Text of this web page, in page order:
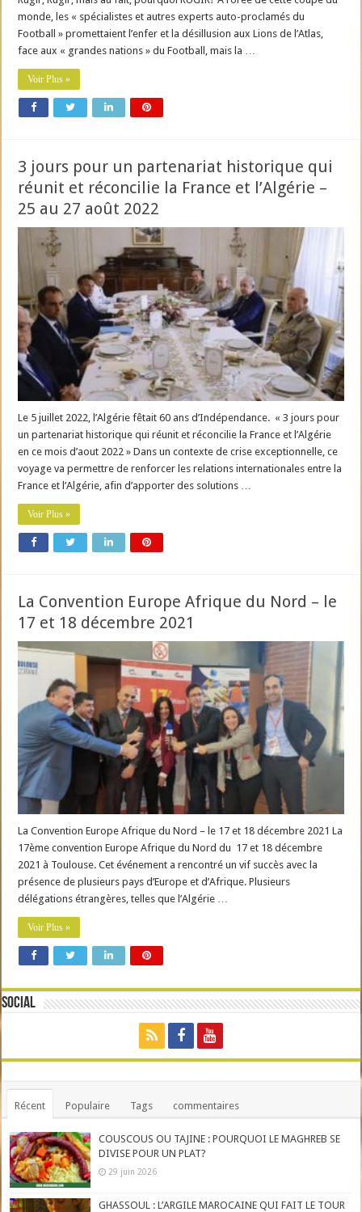
monde, les « spécialistes et autres experts auto-proclamés du
Football » promettaient l’enfer et la désillusion aux Lions de l’Atlas,
face aux « grandes nations » du Football, mais la …
Voir Plus »
3 jours pour un partenariat historique qui
réunit et réconcilie la France et l’Algérie –
25 au 27 août 2022
Le 5 juillet 2022, l’Algérie fêtait 60 ans d’Indépendance. « 3 jours pour
un partenariat historique qui réunit et réconcilie la France et l’Algérie
en ce mois d’aout 2022 » Dans un contexte de crise exceptionnelle, ce
voyage va permettre de renforcer les relations internationales entre la
France et l’Algérie, afin d’apporter des solutions …
Voir Plus »
La Convention Europe Afrique du Nord – le
17 et 18 décembre 2021
La Convention Europe Afrique du Nord – le 17 et 18 décembre 2021 La
17ème convention Europe Afrique du Nord du 17 et 18 décembre
2021 à Toulouse. Cet événement a rencontré un vif succès avec la
présence de plusieurs pays d’Europe et d’Afrique. Plusieurs
délégations étrangères, telles que l’Algérie …
Voir Plus »
Social
Récent Populaire Tags commentaires
COUSCOUS OU TAJINE : POURQUOI LE MAGHREB SE
DIVISE POUR UN PLAT?
29 juin 2026
GHASSOUL : L’ARGILE MAROCAINE QUI FAIT LE TOUR